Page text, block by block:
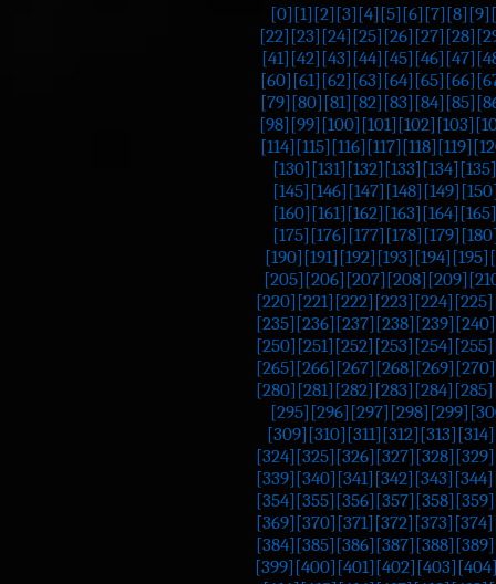
[0] [1] [2] [3] [4] [5] [6] [7] [8] [9]
[22] [23] [24] [25] [26] [27] [28]
[41] [42] [43] [44] [45] [46] [47]
[60] [61] [62] [63] [64] [65] [66]
[79] [80] [81] [82] [83] [84] [85]
[98] [99] [100] [101] [102] [103]
[114] [115] [116] [117] [118] [119]
[130] [131] [132] [133] [134] [135]
[145] [146] [147] [148] [149]
[160] [161] [162] [163] [164] [165]
[175] [176] [177] [178] [179]
[190] [191] [192] [193] [194] [195]
[205] [206] [207] [208] [209]
[220] [221] [222] [223] [224] [225]
[235] [236] [237] [238] [239] [240]
[250] [251] [252] [253] [254] [255]
[265] [266] [267] [268] [269] [270]
[280] [281] [282] [283] [284] [285]
[295] [296] [297] [298] [299]
[309] [310] [311] [312] [313] [314]
[324] [325] [326] [327] [328] [329]
[339] [340] [341] [342] [343] [344]
[354] [355] [356] [357] [358] [359]
[369] [370] [371] [372] [373] [374]
[384] [385] [386] [387] [388] [389]
[399] [400] [401] [402] [403]